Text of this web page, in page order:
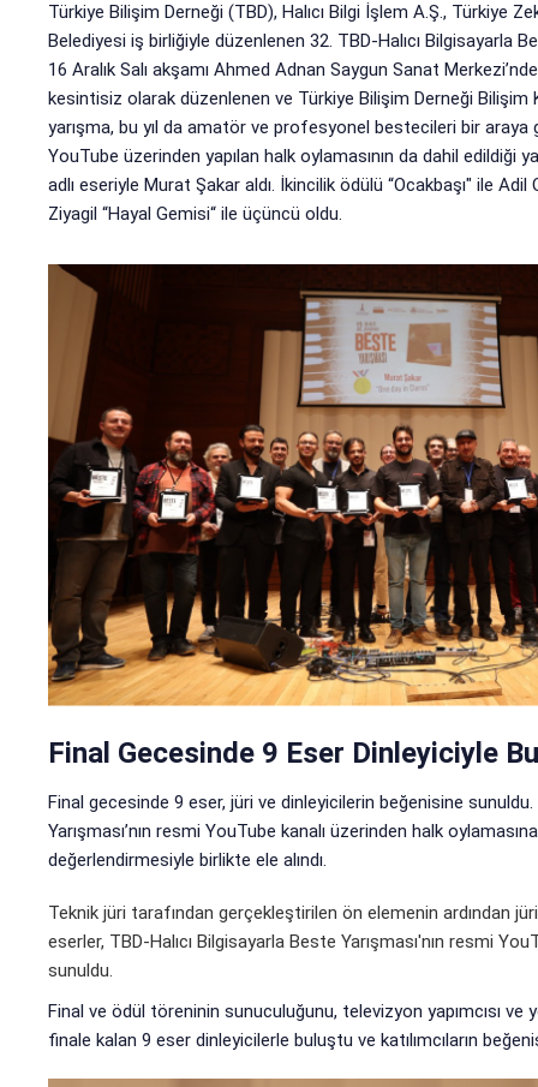
Türkiye Bilişim Derneği (TBD), Halıcı Bilgi İşlem A.Ş., Türkiye
Belediyesi iş birliğiyle düzenlenen 32. TBD-Halıcı Bilgisayarla
16 Aralık Salı akşamı Ahmed Adnan Saygun Sanat
kesintisiz olarak düzenlenen ve Türkiye Bilişim Derneği Bilişim
yarışma, bu yıl da amatör ve profesyonel bestecileri bir araya
YouTube üzerinden yapılan halk oylamasının da dahil edildiği
adlı eseriyle Murat Şakar aldı. İkincilik ödülü “Ocakbaşı" ile
Ziyagil “Hayal Gemisi“ ile üçüncü oldu.
Final Gecesinde 9 Eser Dinleyiciyle
Final gecesinde 9 eser, jüri ve dinleyicilerin beğenisine
Yarışması’nın resmi YouTube kanalı üzerinden halk
değerlendirmesiyle birlikte ele alındı.
Teknik jüri tarafından gerçekleştirilen ön elemenin ardından
eserler, TBD-Halıcı Bilgisayarla Beste Yarışması'nın resmi
sunuldu.
Final ve ödül töreninin sunuculuğunu, televizyon yapımcısı
finale kalan 9 eser dinleyicilerle buluştu ve katılımcıların